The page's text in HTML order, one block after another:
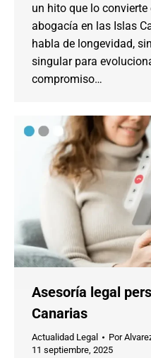
un hito que lo
abogacía en las Islas
habla de longevidad,
singular para
compromiso…
Asesoría legal
Canarias
Actualidad Legal Por
11 septiembre, 2025